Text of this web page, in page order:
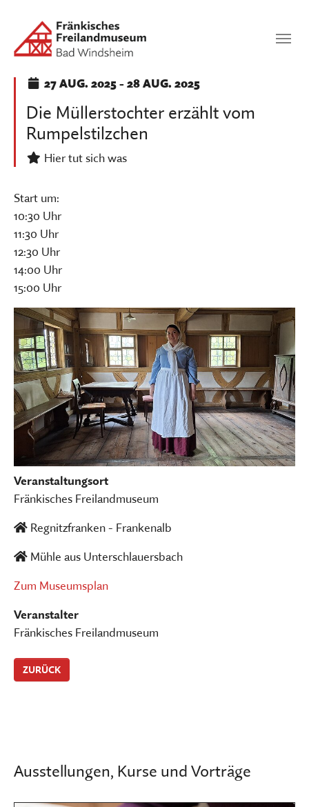
SUCHEN
Die Müllerstochter erzählt vom
Rumpelstilzchen
27AUG. 2025-28AUG. 2025
Hier tut sich was
Start um:
10:30 Uhr
11:30 Uhr
12:30 Uhr
14:00 Uhr
15:00 Uhr
Veranstaltungsort
Fränkisches Freilandmuseum
Regnitzfranken - Frankenalb
Mühle aus Unterschlauersbach
Zum Museumsplan
Veranstalter
Fränkisches Freilandmuseum
ZURÜCK
Ausstellungen, Kurse und Vorträge